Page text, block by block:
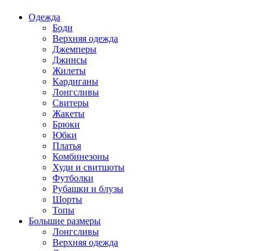
Одежда
Боди
Верхняя одежда
Джемперы
Джинсы
Жилеты
Кардиганы
Лонгсливы
Свитеры
Жакеты
Брюки
Юбки
Платья
Комбинезоны
Худи и свитшоты
Футболки
Рубашки и блузы
Шорты
Топы
Большие размеры
Лонгсливы
Верхняя одежда